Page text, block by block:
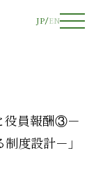
JP EN
役員報酬③－
度設計－」